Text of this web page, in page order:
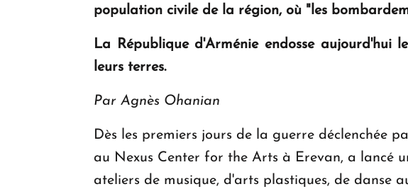
population civile de la région, où "les
La République d'Arménie endosse
leurs terres.
Par Agnès Ohanian
Dès les premiers jours de la guerre déclenchée
au Nexus Center for the Arts à Erevan, a lancé
ateliers de musique, d'arts plastiques, de danse